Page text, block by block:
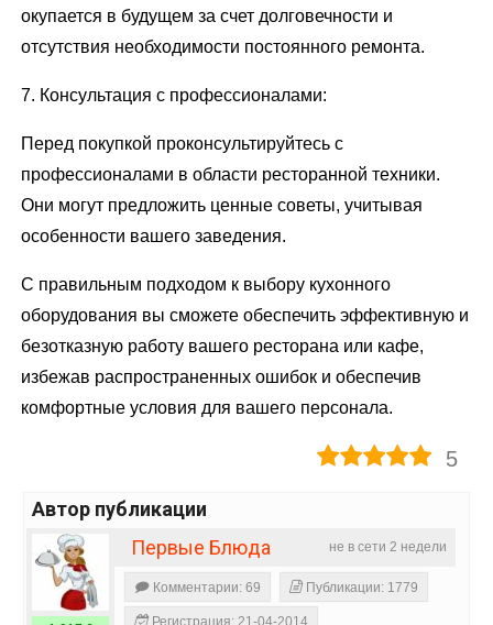
окупается в будущем за счет долговечности и
отсутствия необходимости постоянного ремонта.
7. Консультация с профессионалами:
Перед покупкой проконсультируйтесь с
профессионалами в области ресторанной техники.
Они могут предложить ценные советы, учитывая
особенности вашего заведения.
С правильным подходом к выбору кухонного
оборудования вы сможете обеспечить эффективную и
безотказную работу вашего ресторана или кафе,
избежав распространенных ошибок и обеспечив
комфортные условия для вашего персонала.
5
Автор публикации
не в сети 2 недели
Первые Блюда
Комментарии: 69 Публикации: 1779